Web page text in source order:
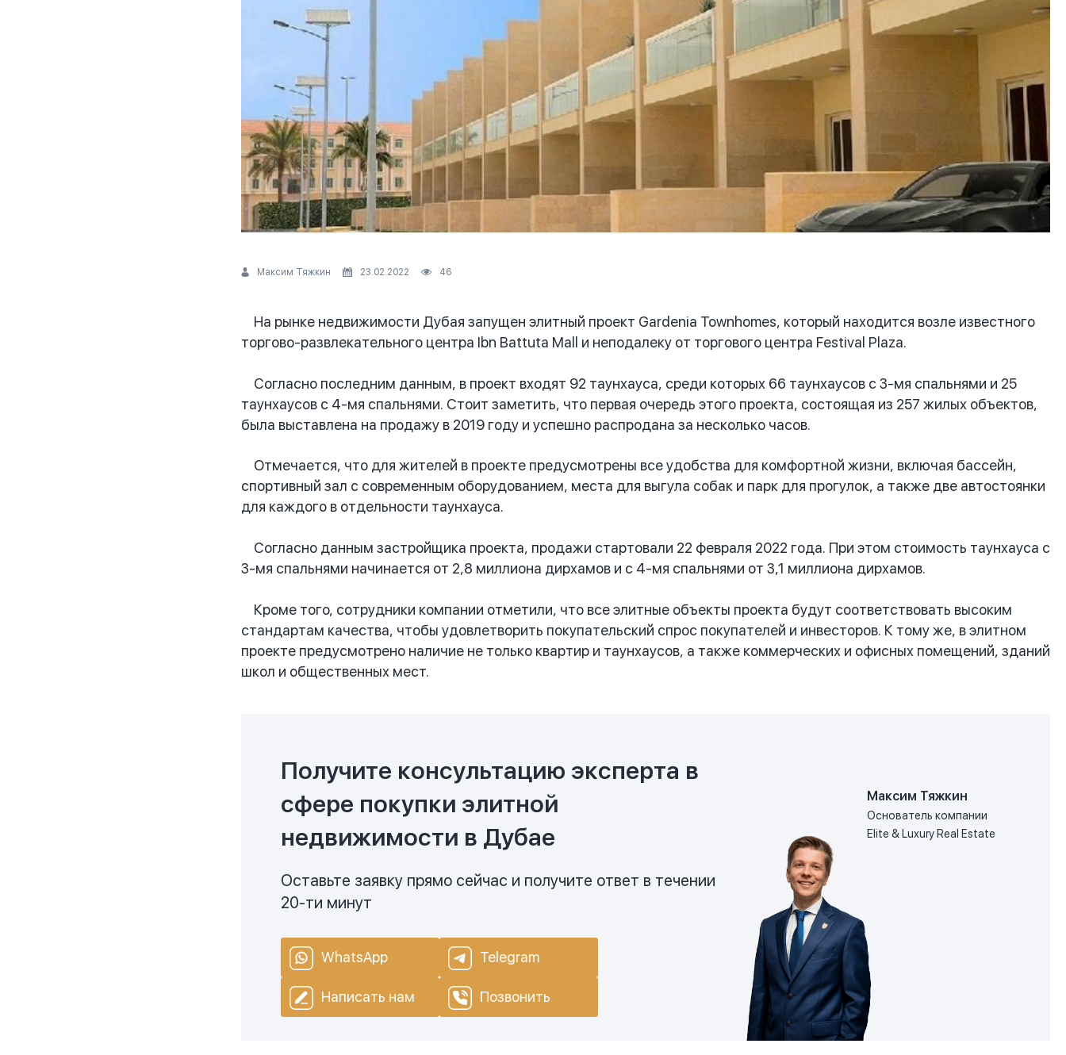
Максим Тяжкин 23.02.2022 46
На рынке недвижимости Дубая запущен элитный проект Gardenia Townhomes, который находится возле известного
торгово-развлекательного центра Ibn Battuta Mall и неподалеку от торгового центра Festival Plaza.
Согласно последним данным, в проект входят 92 таунхауса, среди которых 66 таунхаусов с 3-мя спальнями и 25
таунхаусов с 4-мя спальнями. Стоит заметить, что первая очередь этого проекта, состоящая из 257 жилых объектов,
была выставлена на продажу в 2019 году и успешно распродана за несколько часов.
Отмечается, что для жителей в проекте предусмотрены все удобства для комфортной жизни, включая бассейн,
спортивный зал с современным оборудованием, места для выгула собак и парк для прогулок, а также две автостоянки
для каждого в отдельности таунхауса.
Согласно данным застройщика проекта, продажи стартовали 22 февраля 2022 года. При этом стоимость таунхауса с
3-мя спальнями начинается от 2,8 миллиона дирхамов и с 4-мя спальнями от 3,1 миллиона дирхамов.
Кроме того, сотрудники компании отметили, что все элитные объекты проекта будут соответствовать высоким
стандартам качества, чтобы удовлетворить покупательский спрос покупателей и инвесторов. К тому же, в элитном
проекте предусмотрено наличие не только квартир и таунхаусов, а также коммерческих и офисных помещений, зданий
школ и общественных мест.
Получите консультацию эксперта в
сфере покупки элитной
недвижимости в Дубае
Оставьте заявку прямо сейчас и получите ответ в течении
20-ти минут
WhatsApp Telegram
Написать нам Позвонить
Максим Тяжкин
Основатель компании
Elite & Luxury Real Estate